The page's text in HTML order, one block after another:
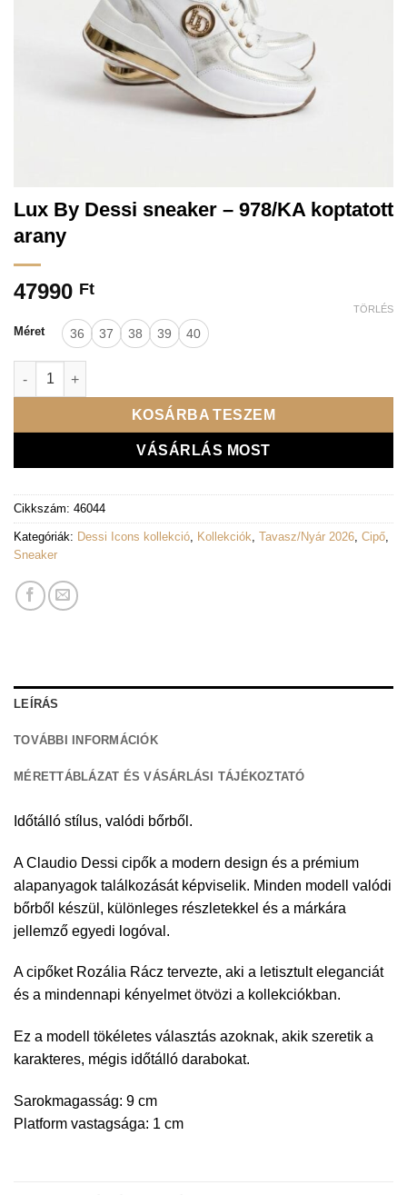
Lux By Dessi sneaker – 978/KA koptatott
arany
47990 Ft
Méret 36 37 38 39 40
TÖRLÉS
Lux By Dessi sneaker - 978/KA koptatott arany mennyiség
KOSÁRBA TESZEM
VÁSÁRLÁS MOST
Cikkszám: 46044
Kategóriák: Dessi Icons kollekció Kollekciók Tavasz/Nyár 2026 Cipő
Sneaker
LEÍRÁS
TOVÁBBI INFORMÁCIÓK
MÉRETTÁBLÁZAT ÉS VÁSÁRLÁSI TÁJÉKOZTATÓ
Időtálló stílus, valódi bőrből.
A Claudio Dessi cipők a modern design és a prémium
alapanyagok találkozását képviselik. Minden modell valódi
bőrből készül, különleges részletekkel és a márkára
jellemző egyedi logóval.
A cipőket Rozália Rácz tervezte, aki a letisztult eleganciát
és a mindennapi kényelmet ötvözi a kollekciókban.
Ez a modell tökéletes választás azoknak, akik szeretik a
karakteres, mégis időtálló darabokat.
Sarokmagasság: 9 cm
Platform vastagsága: 1 cm